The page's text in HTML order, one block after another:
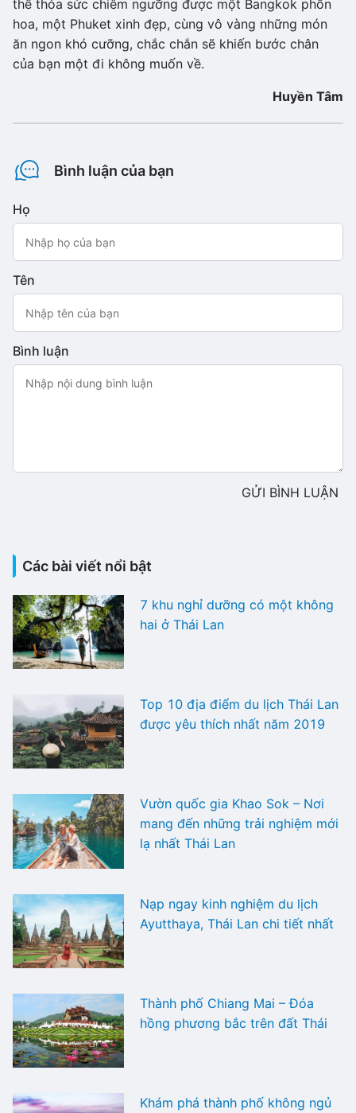
thể thỏa sức chiêm ngưỡng được một Bangkok phồn
hoa, một Phuket xinh đẹp, cùng vô vàng những món
ăn ngon khó cưỡng, chắc chắn sẽ khiến bước chân
của bạn một đi không muốn về.
Huyền Tâm
Bình luận của bạn
Họ
Tên
Bình luận
GỬI BÌNH LUẬN
Các bài viết nổi bật
7 khu nghỉ dưỡng có một không
hai ở Thái Lan
Top 10 địa điểm du lịch Thái Lan
được yêu thích nhất năm 2019
Vườn quốc gia Khao Sok – Nơi
mang đến những trải nghiệm mới
lạ nhất Thái Lan
Nạp ngay kinh nghiệm du lịch
Ayutthaya, Thái Lan chi tiết nhất
Thành phố Chiang Mai – Đóa
hồng phương bắc trên đất Thái
Khám phá thành phố không ngủ